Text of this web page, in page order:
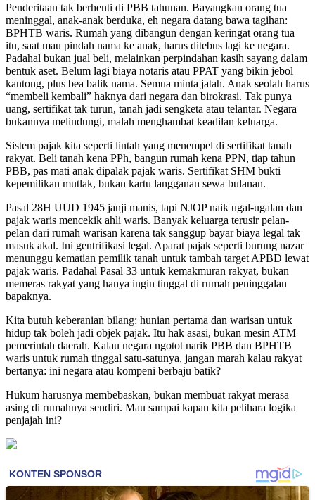
Penderitaan tak berhenti di PBB tahunan. Bayangkan orang tua
meninggal, anak-anak berduka, eh negara datang bawa tagihan:
BPHTB waris. Rumah yang dibangun dengan keringat orang tua
itu, saat mau pindah nama ke anak, harus ditebus lagi ke negara.
Padahal bukan jual beli, melainkan perpindahan kasih sayang dalam
bentuk aset. Belum lagi biaya notaris atau PPAT yang bikin jebol
kantong, plus bea balik nama. Semua minta jatah. Anak seolah harus
“membeli kembali” haknya dari negara dan birokrasi. Tak punya
uang, sertifikat tak turun, tanah jadi sengketa atau telantar. Negara
bukannya melindungi, malah menghambat keadilan keluarga.
Sistem pajak kita seperti lintah yang menempel di sertifikat tanah
rakyat. Beli tanah kena PPh, bangun rumah kena PPN, tiap tahun
PBB, pas mati anak dipalak pajak waris. Sertifikat SHM bukti
kepemilikan mutlak, bukan kartu langganan sewa bulanan.
Pasal 28H UUD 1945 janji manis, tapi NJOP naik ugal-ugalan dan
pajak waris mencekik ahli waris. Banyak keluarga terusir pelan-
pelan dari rumah warisan karena tak sanggup bayar biaya legal tak
masuk akal. Ini gentrifikasi legal. Aparat pajak seperti burung nazar
menunggu kematian pemilik tanah untuk tambah target APBD lewat
pajak waris. Padahal Pasal 33 untuk kemakmuran rakyat, bukan
memeras rakyat yang hanya ingin tinggal di rumah peninggalan
bapaknya.
Kita butuh keberanian bilang: hunian pertama dan warisan untuk
hidup tak boleh jadi objek pajak. Itu hak asasi, bukan mesin ATM
pemerintah daerah. Kalau negara ngotot narik PBB dan BPHTB
waris untuk rumah tinggal satu-satunya, jangan marah kalau rakyat
bertanya: ini negara atau kompeni berbaju batik?
Hukum harusnya membebaskan, bukan membuat rakyat merasa
asing di rumahnya sendiri. Mau sampai kapan kita pelihara logika
penjajah ini?